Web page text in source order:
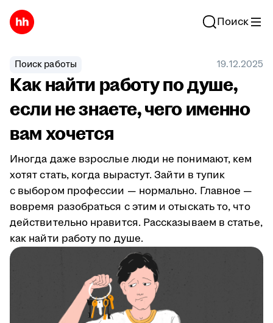
Поиск
Поиск работы 19.12.2025
Как найти работу по душе,
если не знаете, чего именно
вам хочется
Иногда даже взрослые люди не понимают, кем
хотят стать, когда вырастут. Зайти в тупик
с выбором профессии — нормально. Главное —
вовремя разобраться с этим и отыскать то, что
действительно нравится. Рассказываем в статье,
как найти работу по душе.